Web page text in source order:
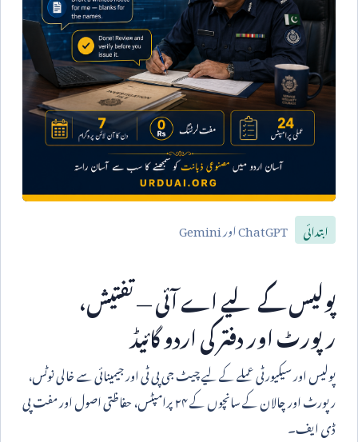
ابتدائی ChatGPTاورGemini
پولیس کے لیے اے آئی — تفتیش،
رپورٹ اور دفتر کی اردو گائیڈ
پولیس اور سیکیورٹی عملے کے لیے چیٹ جی پی ٹی اور جیمینائی سے خالی نوٹس،
رپورٹ اور چالان کے سانچوں کے ۲۴ پرامپٹس، حفاظتی اصول اور مفت پی
ڈی ایف۔